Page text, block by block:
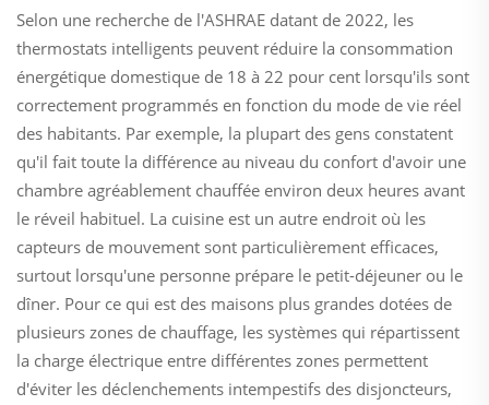
Selon une recherche de l'ASHRAE datant de 2022, les
thermostats intelligents peuvent réduire la consommation
énergétique domestique de 18 à 22 pour cent lorsqu'ils sont
correctement programmés en fonction du mode de vie réel
des habitants. Par exemple, la plupart des gens constatent
qu'il fait toute la différence au niveau du confort d'avoir une
chambre agréablement chauffée environ deux heures avant
le réveil habituel. La cuisine est un autre endroit où les
capteurs de mouvement sont particulièrement efficaces,
surtout lorsqu'une personne prépare le petit-déjeuner ou le
dîner. Pour ce qui est des maisons plus grandes dotées de
plusieurs zones de chauffage, les systèmes qui répartissent
la charge électrique entre différentes zones permettent
d'éviter les déclenchements intempestifs des disjoncteurs,